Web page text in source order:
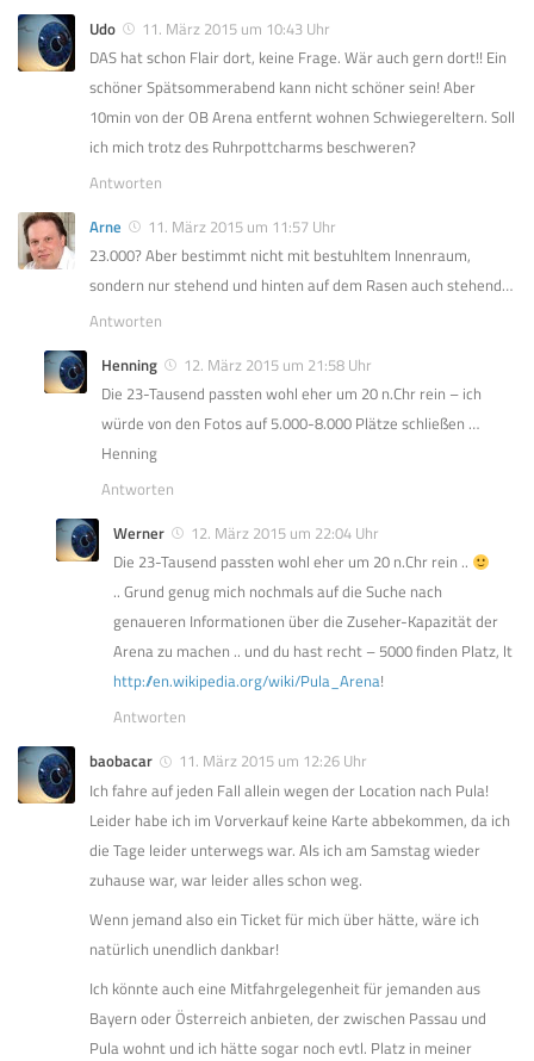
Udo
11. März 2015 um 10:43 Uhr
DAS hat schon Flair dort, keine Frage. Wär auch gern dort!! Ein
schöner Spätsommerabend kann nicht schöner sein! Aber
10min von der OB Arena entfernt wohnen Schwiegereltern. Soll
ich mich trotz des Ruhrpottcharms beschweren?
Antworten
Arne
11. März 2015 um 11:57 Uhr
23.000? Aber bestimmt nicht mit bestuhltem Innenraum,
sondern nur stehend und hinten auf dem Rasen auch stehend…
Antworten
Henning
12. März 2015 um 21:58 Uhr
Die 23-Tausend passten wohl eher um 20 n.Chr rein – ich
würde von den Fotos auf 5.000-8.000 Plätze schließen …
Henning
Antworten
Werner
12. März 2015 um 22:04 Uhr
Die 23-Tausend passten wohl eher um 20 n.Chr rein ..
.. Grund genug mich nochmals auf die Suche nach
genaueren Informationen über die Zuseher-Kapazität der
Arena zu machen .. und du hast recht – 5000 finden Platz, lt
http://en.wikipedia.org/wiki/Pula_Arena!
Antworten
baobacar
11. März 2015 um 12:26 Uhr
Ich fahre auf jeden Fall allein wegen der Location nach Pula!
Leider habe ich im Vorverkauf keine Karte abbekommen, da ich
die Tage leider unterwegs war. Als ich am Samstag wieder
zuhause war, war leider alles schon weg.
Wenn jemand also ein Ticket für mich über hätte, wäre ich
natürlich unendlich dankbar!
Ich könnte auch eine Mitfahrgelegenheit für jemanden aus
Bayern oder Österreich anbieten, der zwischen Passau und
Pula wohnt und ich hätte sogar noch evtl. Platz in meiner